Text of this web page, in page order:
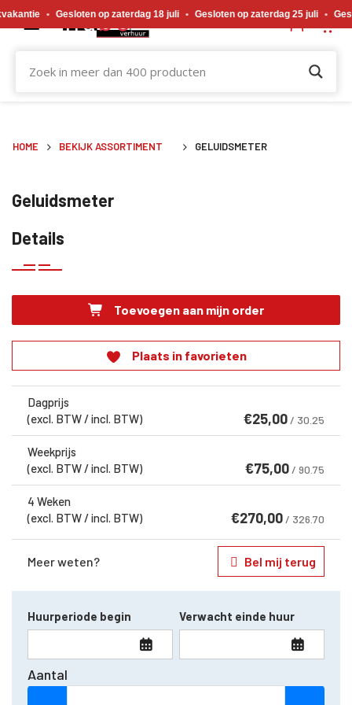
• Gesloten op zaterdag 18 juli • Gesloten op zaterdag 25 juli •
HOME BEKIJK ASSORTIMENT GELUIDSMETER
Geluidsmeter
Details
Toevoegen aan mijn order
Plaats in favorieten
Dagprijs
(excl. BTW / incl. BTW)
€25,00 / 30.25
Weekprijs
(excl. BTW / incl. BTW)
€75,00 / 90.75
4 Weken
(excl. BTW / incl. BTW)
€270,00 / 326.70
Meer weten? Bel mij terug
Huurperiode begin Verwacht einde huur
Aantal